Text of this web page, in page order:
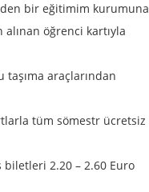
bir eğitimim kurumuna
öğrenci kartıyla
araçlarından
tüm sömestr ücretsiz
biletleri 2.20 – 2.60 Euro